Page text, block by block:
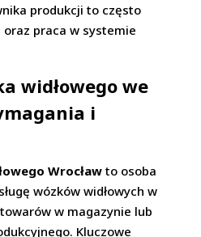
produkcji to często
praca w systemie
widłowego we
i
Wrocław to osoba
wózków widłowych w
w magazynie lub
Kluczowe